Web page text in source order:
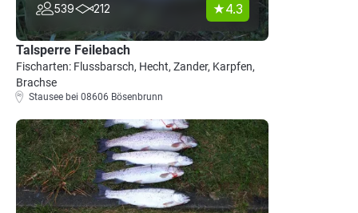
539 212 4.3
Talsperre Feilebach
Fischarten: Flussbarsch, Hecht, Zander, Karpfen,
Brachse
Stausee bei 08606 Bösenbrunn